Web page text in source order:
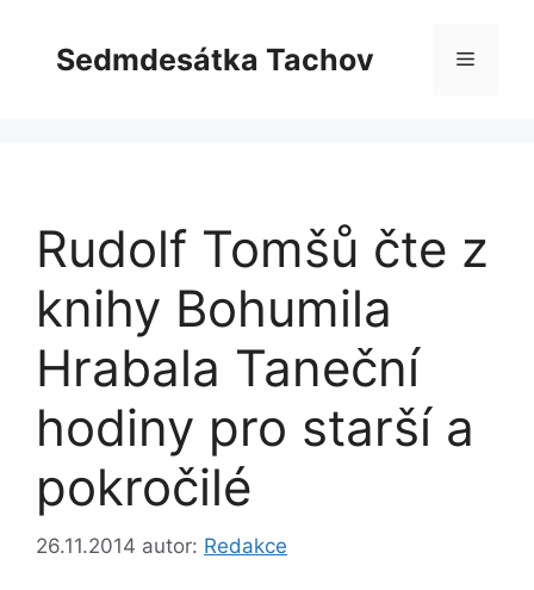
obsahSedmdesátka Tachov Menu
Rudolf Tomšů čte z
knihy Bohumila
Hrabala Taneční
hodiny pro starší a
pokročilé
26.11.2014 autor: Redakce